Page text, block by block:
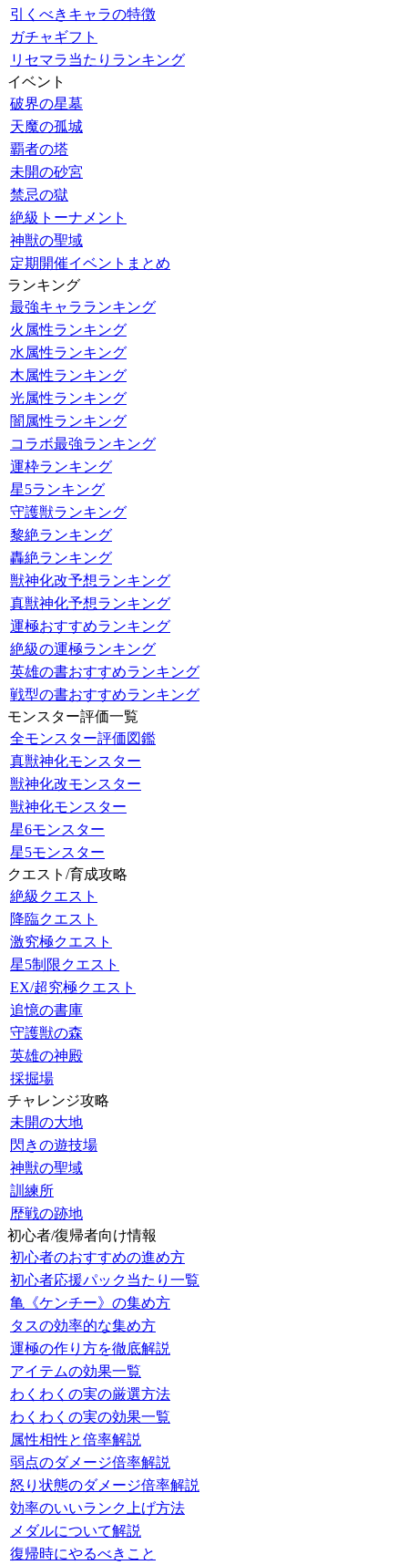
引くべきキャラの特徴
ガチャギフト
リセマラ当たりランキング
イベント
破界の星墓
天魔の孤城
覇者の塔
未開の砂宮
禁忌の獄
絶級トーナメント
神獣の聖域
定期開催イベントまとめ
ランキング
最強キャラランキング
火属性ランキング
水属性ランキング
木属性ランキング
光属性ランキング
闇属性ランキング
コラボ最強ランキング
運枠ランキング
星5ランキング
守護獣ランキング
黎絶ランキング
轟絶ランキング
獣神化改予想ランキング
真獣神化予想ランキング
運極おすすめランキング
絶級の運極ランキング
英雄の書おすすめランキング
戦型の書おすすめランキング
モンスター評価一覧
全モンスター評価図鑑
真獣神化モンスター
獣神化改モンスター
獣神化モンスター
星6モンスター
星5モンスター
クエスト/育成攻略
絶級クエスト
降臨クエスト
激究極クエスト
星5制限クエスト
EX/超究極クエスト
追憶の書庫
守護獣の森
英雄の神殿
採掘場
チャレンジ攻略
未開の大地
閃きの遊技場
神獣の聖域
訓練所
歴戦の跡地
初心者/復帰者向け情報
初心者のおすすめの進め方
初心者応援パック当たり一覧
亀《ケンチー》の集め方
タスの効率的な集め方
運極の作り方を徹底解説
アイテムの効果一覧
わくわくの実の厳選方法
わくわくの実の効果一覧
属性相性と倍率解説
弱点のダメージ倍率解説
怒り状態のダメージ倍率解説
効率のいいランク上げ方法
メダルについて解説
復帰時にやるべきこと